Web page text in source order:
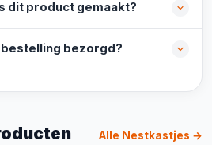
dit product gemaakt?
bezorgd?
Alle Nestkastjes →